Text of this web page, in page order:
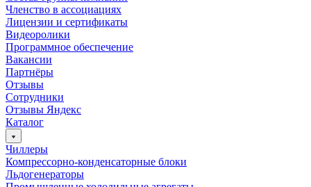
Членство в ассоциациях
Лицензии и сертификаты
Видеоролики
Программное обеспечение
Вакансии
Партнёры
Отзывы
Сотрудники
Отзывы Яндекс
Каталог
Чиллеры
Компрессорно-конденсаторные блоки
Льдогенераторы